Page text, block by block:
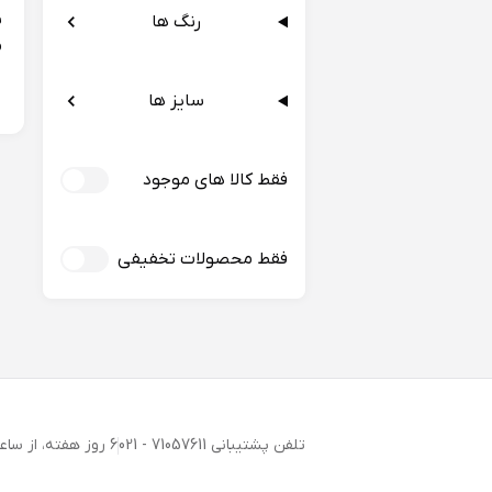
رنگ ها
سایز ها
فقط کالا های موجود
فقط محصولات تخفیفی
تلفن پشتیبانی 71057611 - 021 6 روز هفته، از ساعت 9 تا 17 پاسخگوی شما هستیم